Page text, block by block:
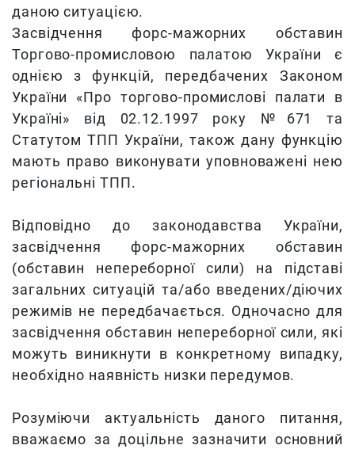
даною ситуацією.
Засвідчення форс-мажорних обставин
Торгово-промисловою палатою України є
однією з функцій, передбачених Законом
України «Про торгово-промислові палати в
Україні» від 02.12.1997 року №671 та
Статутом ТПП України, також дану функцію
мають право виконувати уповноважені нею
регіональні ТПП.
Відповідно до законодавства України,
засвідчення форс-мажорних обставин
(обставин непереборної сили) на підставі
загальних ситуацій та/або введених/діючих
режимів не передбачається. Одночасно для
засвідчення обставин непереборної сили, які
можуть виникнути в конкретному випадку,
необхідно наявність низки передумов.
Розуміючи актуальність даного питання,
вважаємо за доцільне зазначити основний